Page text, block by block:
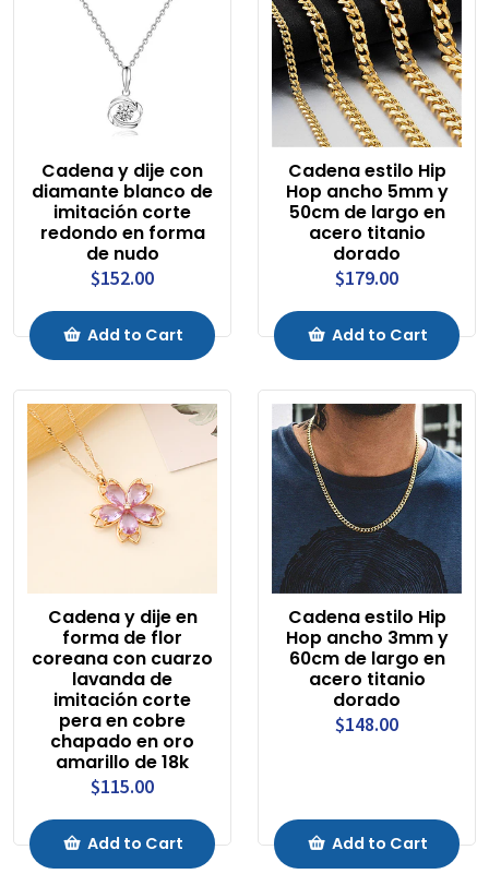
Cadena y dije con
diamante blanco de
imitación corte
redondo en forma
de nudo
$152.00
Add to Cart
Cadena estilo Hip
Hop ancho 5mm y
50cm de largo en
acero titanio
dorado
$179.00
Add to Cart
Cadena y dije en
forma de flor
coreana con cuarzo
lavanda de
imitación corte
pera en cobre
chapado en oro
amarillo de 18k
$115.00
Add to Cart
Cadena estilo Hip
Hop ancho 3mm y
60cm de largo en
acero titanio
dorado
$148.00
Add to Cart